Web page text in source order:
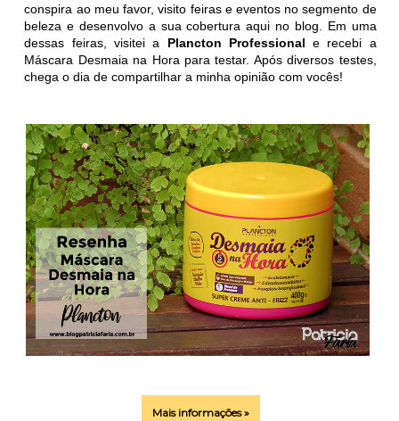
conspira ao meu favor, visito feiras e eventos no segmento de
beleza e desenvolvo a sua cobertura aqui no blog. Em uma
dessas feiras, visitei a Plancton Professional e recebi a
Máscara Desmaia na Hora para testar. Após diversos testes,
chega o dia de compartilhar a minha opinião com vocês!
Mais informações »